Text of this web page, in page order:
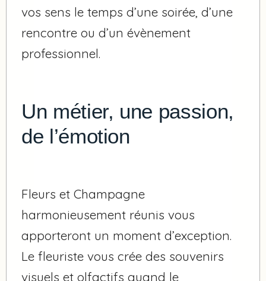
vos sens le temps d’une soirée, d’une
rencontre ou d’un évènement
professionnel.
Un métier, une passion,
de l’émotion
Fleurs et Champagne
harmonieusement réunis vous
apporteront un moment d’exception.
Le fleuriste vous crée des souvenirs
visuels et olfactifs quand le